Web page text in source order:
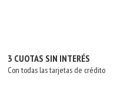
3 CUOTAS SIN INTERÉS
Con todas las tarjetas de crédito